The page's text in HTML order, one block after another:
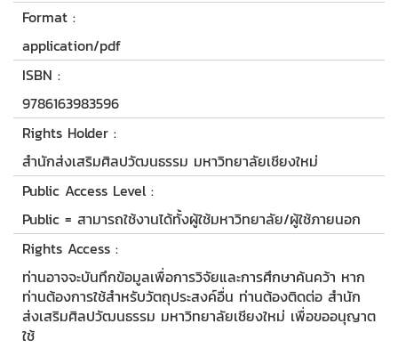
Format :
application/pdf
ISBN :
9786163983596
Rights Holder :
สำนักส่งเสริมศิลปวัฒนธรรม มหาวิทยาลัยเชียงใหม่
Public Access Level :
Public = สามารถใช้งานได้ทั้งผู้ใช้มหาวิทยาลัย/ผู้ใช้ภายนอก
Rights Access :
ท่านอาจจะบันทึกข้อมูลเพื่อการวิจัยและการศึกษาค้นคว้า หาก
ท่านต้องการใช้สำหรับวัตถุประสงค์อื่น ท่านต้องติดต่อ สำนัก
ส่งเสริมศิลปวัฒนธรรม มหาวิทยาลัยเชียงใหม่ เพื่อขออนุญาต
ใช้